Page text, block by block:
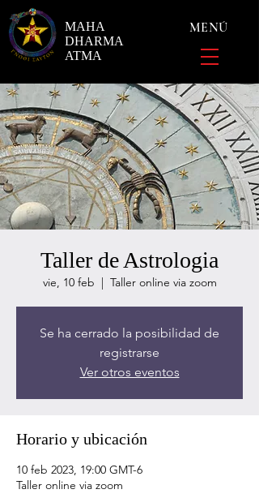
MAHA
DHARMA
ATMA
MENÚ
Taller de Astrologia
vie, 10 feb
  |
Taller online via zoom
Se ha cerrado la posibilidad de
registrarse
Ver otros eventos
Horario y ubicación
10 feb 2023, 19:00 GMT-6
Taller online via zoom